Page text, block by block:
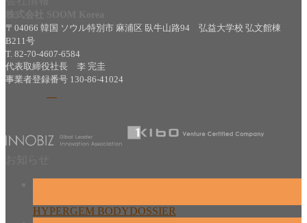
〒04066 韓国 ソウル特別市 麻浦区 臥牛山路94 弘益大学校 弘文館棟
B211号
T. 82-70-4607-6584
代表取締役社長 李 完圭
事業者登録番号 130-86-41024
HYPERGEM BODYDOSSIER